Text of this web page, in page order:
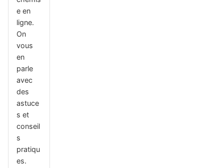
e en
ligne.
On
vous
en
parle
avec
des
astuce
s et
conseil
s
pratiqu
es.